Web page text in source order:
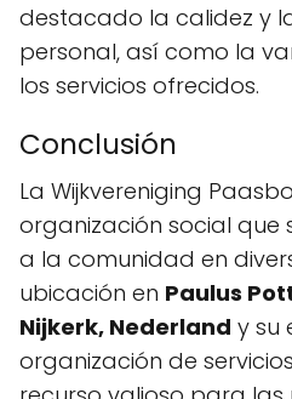
destacado la calidez y
personal, así como la
los servicios ofrecidos.
Conclusión
La Wijkvereniging
organización social
a la comunidad en
ubicación en Paulus
Nijkerk, Nederland y su
organización de